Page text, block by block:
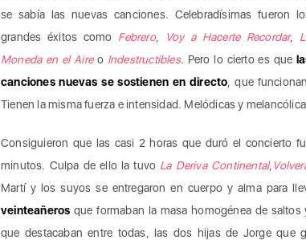
se sabía las nuevas canciones. Celebradísimas fueron
grandes éxitos como Febrero, Voy a Hacerte Recordar,
Moneda en el Aireo Indestructibles. Pero lo cierto es que
canciones nuevas se sostienen en directo , que
Tienen la misma fuerza e intensidad. Melódicas y
Consiguieron que las casi 2 horas que duró el concierto
minutos. Culpa de ello la tuvo La Deriva Continental,
Martí y los suyos se entregaron en cuerpo y alma para
veinteañeros que formaban la masa homogénea de
que destacaban entre todas, las dos hijas de Jorge que